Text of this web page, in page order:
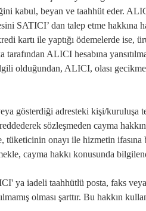
kabul, beyan ve taahhüt eder.
SATICI’ dan talep etme
kartı ile yaptığı ödemelerde
ALICI hesabına
olduğundan, ALICI, olası
gösterdiği adresteki kişi/
sözleşmeden cayma
onayı ile hizmetin
cayma hakkı konusunda
ya iadeli taahhütlü posta, faks
olması şarttır. Bu hakkın